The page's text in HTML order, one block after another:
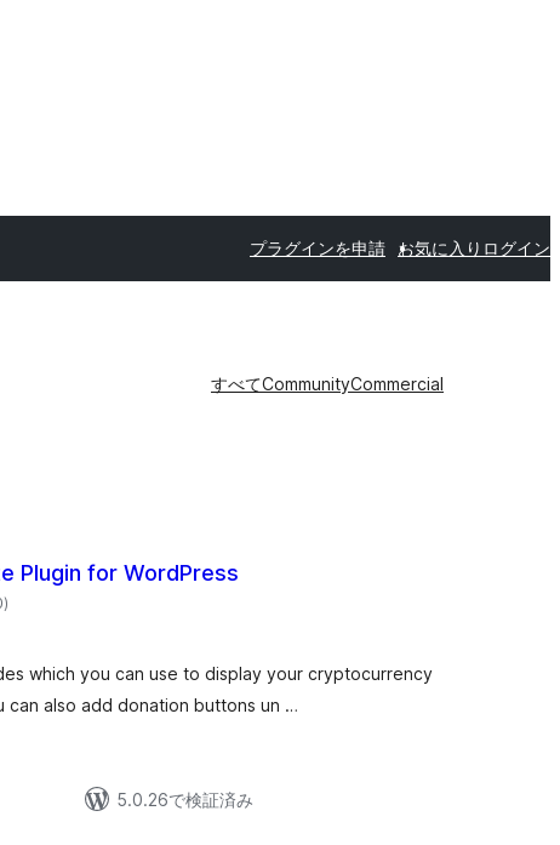
プラグインを申請 お気に入り ログイン
すべてCommunityCommercial
Plugin for WordPress
個
の)
which you can use to display your cryptocurrency
can also add donation buttons un …
5.0.26で検証済み